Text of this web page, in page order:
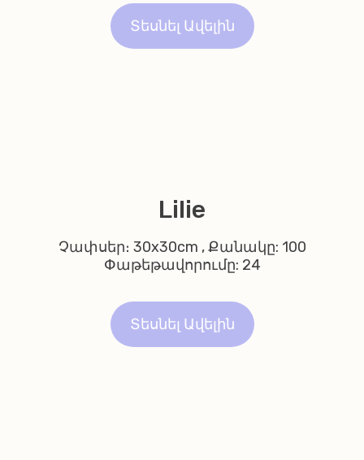
Տեսնել Ավելին
Lilie
Չափսեր։ 30x30cm , Քանակը: 100
Փաթեթավորումը: 24
Տեսնել Ավելին